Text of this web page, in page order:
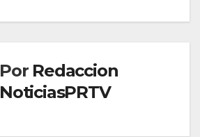
Por Redaccion
NoticiasPRTV